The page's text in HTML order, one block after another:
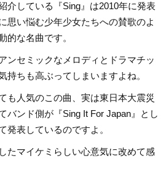
介している『Sing』は2010年に発表
思い悩む少年少女たちへの賛歌のよ
的な名曲です。
ンセミックなメロディとドラマチッ
持ちも高ぶってしまいますよね。
も人気のこの曲、実は東日本大震災
バンド側が『Sing It For Japan』とし
発表しているのですよ。
たマイケミらしい心意気に改めて感